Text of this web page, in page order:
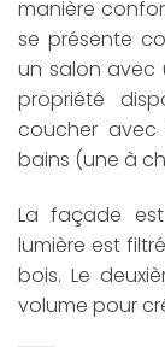
manière
se présente
un salon avec
propriété
coucher avec
bains (une à
La façade
lumière est
bois. Le
volume pour